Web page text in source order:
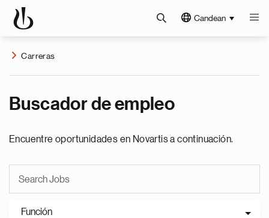
Candean
Carreras
Buscador de empleo
Encuentre oportunidades en Novartis a continuación.
Función